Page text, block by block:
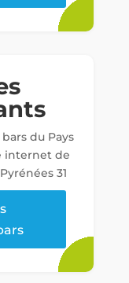
du Pays
internet de
31